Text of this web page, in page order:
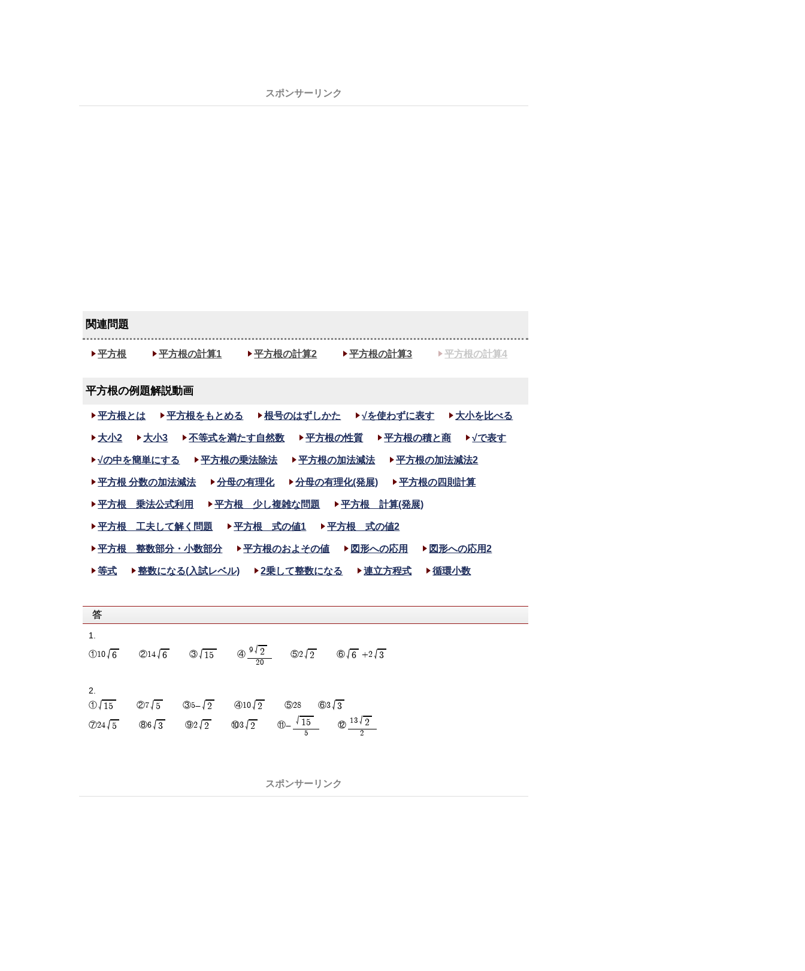
平方根 平方根の計算1 平方根の計算2 平方根の計算3 平方根の計算4
平方根の例題解説動画
平方根とは 平方根をもとめる 根号のはずしかた √を使わずに表す 大小を比べる
大小2 大小3 不等式を満たす自然数 平方根の性質 平方根の積と商 √で表す
√の中を簡単にする 平方根の乗法除法 平方根の加法減法 平方根の加法減法2
平方根 分数の加法減法 分母の有理化 分母の有理化(発展) 平方根の四則計算
平方根 乗法公式利用 平方根 少し複雑な問題 平方根 計算(発展)
平方根 工夫して解く問題 平方根 式の値1 平方根 式の値2
平方根 整数部分・小数部分 平方根のおよその値 図形への応用 図形への応用2
等式 整数になる(入試レベル) 2乗して整数になる 連立方程式 循環小数
答
①10√ 6 ②14√ 6 ③√ 15 ④
9 √ 2
20
⑤2√ 2 ⑥√ 6 +2√ 3
①√ 15 ②7√ 5 ③5-√ 2 ④10√ 2 ⑤28 ⑥3√ 3
⑦24√ 5 ⑧6√ 3 ⑨2√ 2 ⑩3√ 2 ⑪- √ 15
5
⑫
13 √ 2
2